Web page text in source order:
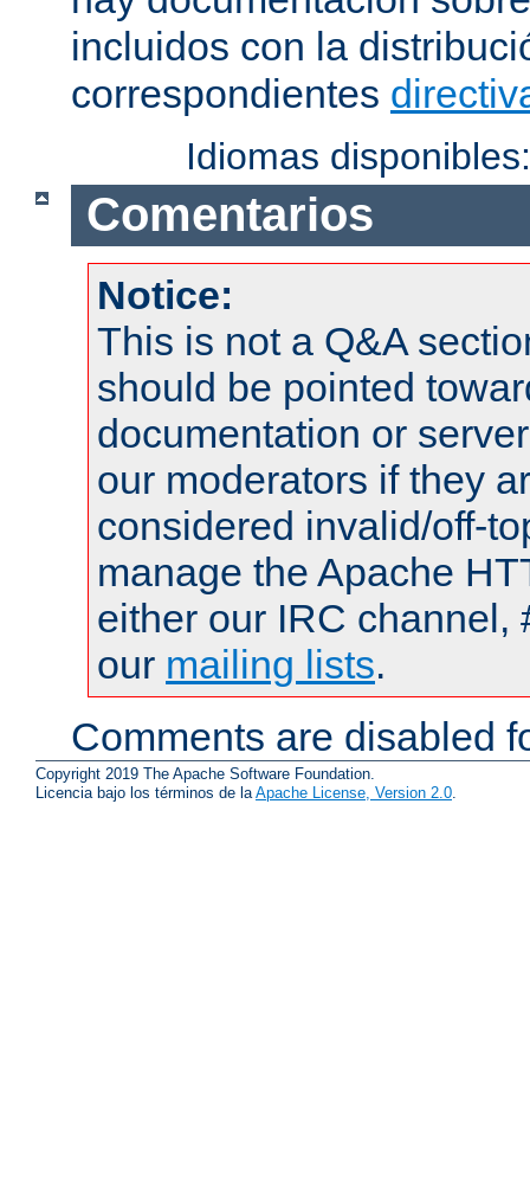
incluidos con la
correspondientes
Idiomas
Comentarios
Notice:
This is not a Q&A
should be pointed
documentation or
our moderators if they
considered invalid/off-
manage the Apache
either our IRC channel,
our mailing lists.
Comments are disabled
Copyright 2019 The Apache Software Foundation.
Licencia bajo los términos de la Apache License, Version 2.0